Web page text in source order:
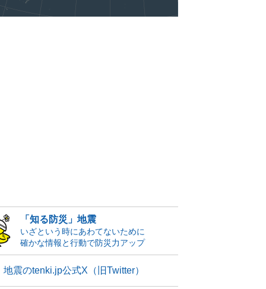
「知る防災」地震
いざという時にあわてないために
確かな情報と行動で防災力アップ
地震のtenki.jp公式X（旧Twitter）